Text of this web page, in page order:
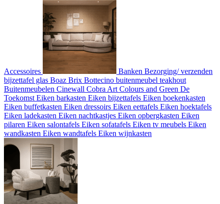
Accessoires Banken Bezorging/ verzenden
bijzettafel glas Boaz Brix Bottecino buitenmeubel teakhout
Buitenmeubelen Cinewall Cobra Art Colours and Green De
Toekomst Eiken barkasten Eiken bijzettafels Eiken boekenkasten
Eiken buffetkasten Eiken dressoirs Eiken eettafels Eiken hoektafels
Eiken ladekasten Eiken nachtkastjes Eiken opbergkasten Eiken
pilaren Eiken salontafels Eiken sofatafels Eiken tv meubels Eiken
wandkasten Eiken wandtafels Eiken wijnkasten